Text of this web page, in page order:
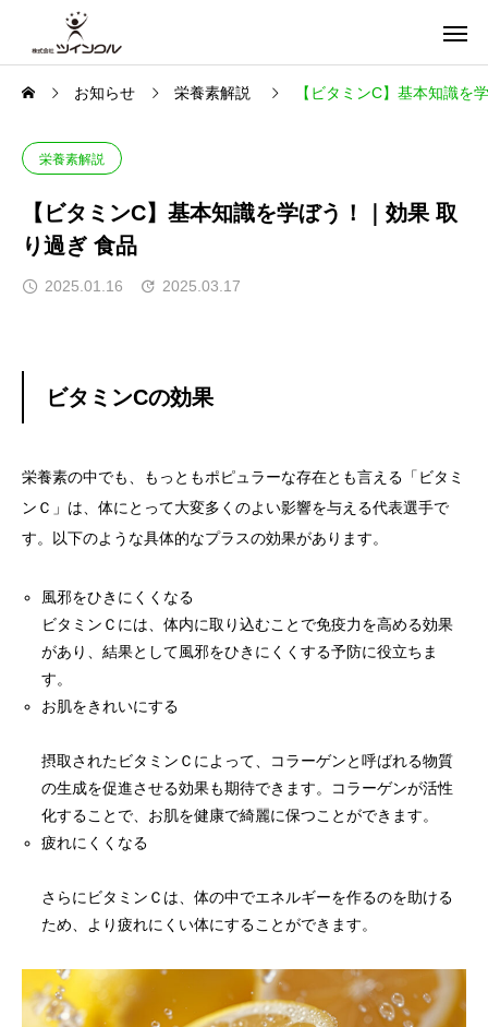
お知らせ 栄養素解説 【ビタミンC】基本知識を
栄養素解説
【ビタミンC】基本知識を学ぼう！｜効果 取
り過ぎ 食品
2025.01.16 2025.03.17
ビタミンCの効果
栄養素の中でも、もっともポピュラーな存在とも言える「ビタミ
ンＣ」は、体にとって大変多くのよい影響を与える代表選手で
す。以下のような具体的なプラスの効果があります。
風邪をひきにくくなる
ビタミンＣには、体内に取り込むことで免疫力を高める効果
があり、結果として風邪をひきにくくする予防に役立ちま
す。
お肌をきれいにする
摂取されたビタミンＣによって、コラーゲンと呼ばれる物質
の生成を促進させる効果も期待できます。コラーゲンが活性
化することで、お肌を健康で綺麗に保つことができます。
疲れにくくなる
さらにビタミンＣは、体の中でエネルギーを作るのを助ける
ため、より疲れにくい体にすることができます。